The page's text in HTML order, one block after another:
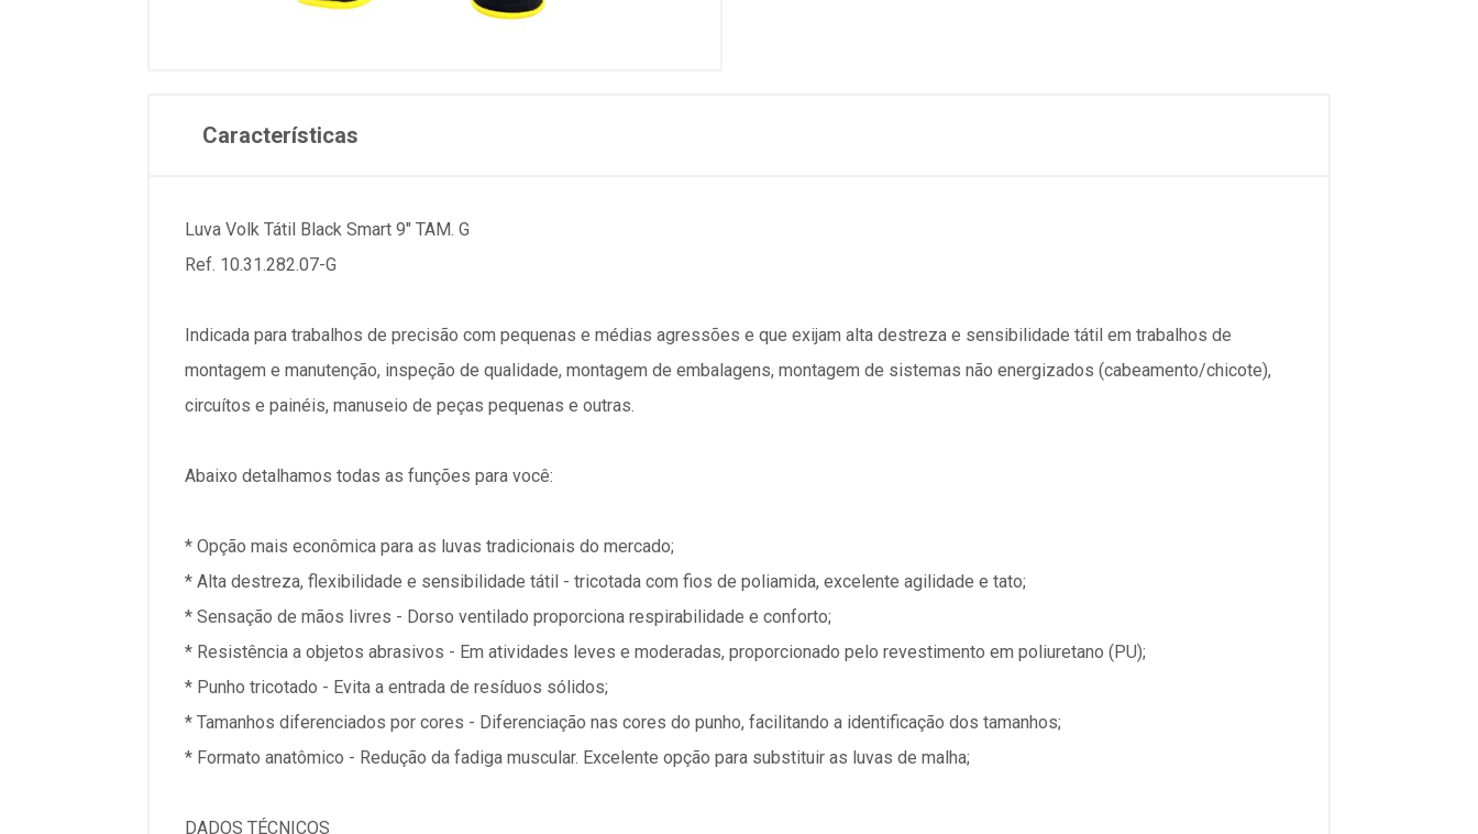
Características
Luva Volk Tátil Black Smart 9" TAM. G
Ref. 10.31.282.07-G
Indicada para trabalhos de precisão com pequenas e médias agressões e que exijam alta destreza e sensibilidade tátil em trabalhos de
montagem e manutenção, inspeção de qualidade, montagem de embalagens, montagem de sistemas não energizados (cabeamento/chicote),
circuítos e painéis, manuseio de peças pequenas e outras.
Abaixo detalhamos todas as funções para você:
* Opção mais econômica para as luvas tradicionais do mercado;
* Alta destreza, flexibilidade e sensibilidade tátil - tricotada com fios de poliamida, excelente agilidade e tato;
* Sensação de mãos livres - Dorso ventilado proporciona respirabilidade e conforto;
* Resistência a objetos abrasivos - Em atividades leves e moderadas, proporcionado pelo revestimento em poliuretano (PU);
* Punho tricotado - Evita a entrada de resíduos sólidos;
* Tamanhos diferenciados por cores - Diferenciação nas cores do punho, facilitando a identificação dos tamanhos;
* Formato anatômico - Redução da fadiga muscular. Excelente opção para substituir as luvas de malha;
DADOS TÉCNICOS